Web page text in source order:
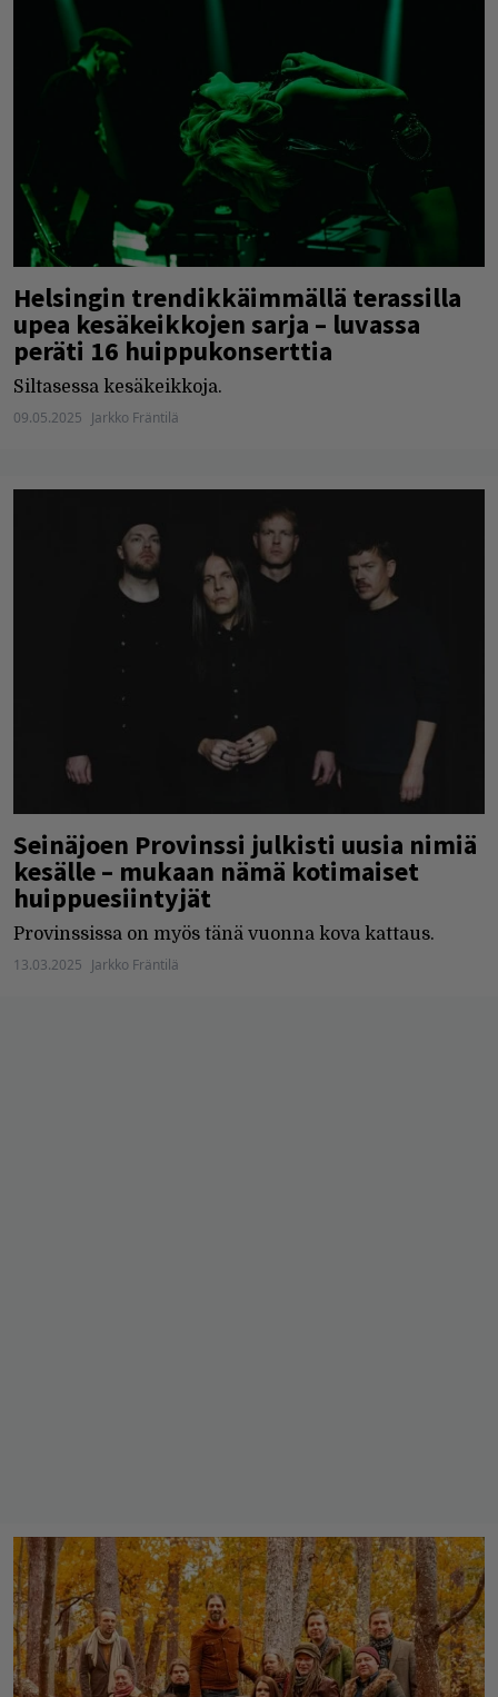
Helsingin trendikkäimmällä terassilla
upea kesäkeikkojen sarja – luvassa
peräti 16 huippukonserttia
Siltasessa kesäkeikkoja.
09.05.2025 Jarkko Fräntilä
Seinäjoen Provinssi julkisti uusia nimiä
kesälle – mukaan nämä kotimaiset
huippuesiintyjät
Provinssissa on myös tänä vuonna kova kattaus.
13.03.2025 Jarkko Fräntilä